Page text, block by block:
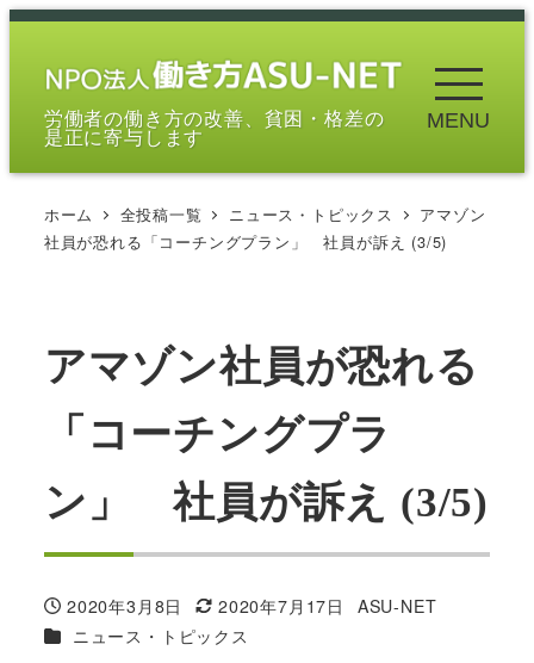
メ
労働者の働き方の改善、貧困・格差の
是正に寄与します
MENU
ホーム 全投稿一覧 ニュース・トピックス
アマゾン
社員が恐れる「コーチングプラン」 社員が訴え (3/5)
アマゾン社員が恐れる
「コーチングプラ
ン」 社員が訴え (3/5)
投稿日
2020年3月8日
更新日
2020年7月17日
著
ASU-NET
カテゴリー
ニュース・トピックス